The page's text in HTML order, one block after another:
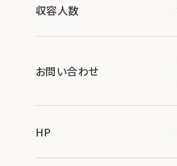
収容人数
お問い合わせ
HP